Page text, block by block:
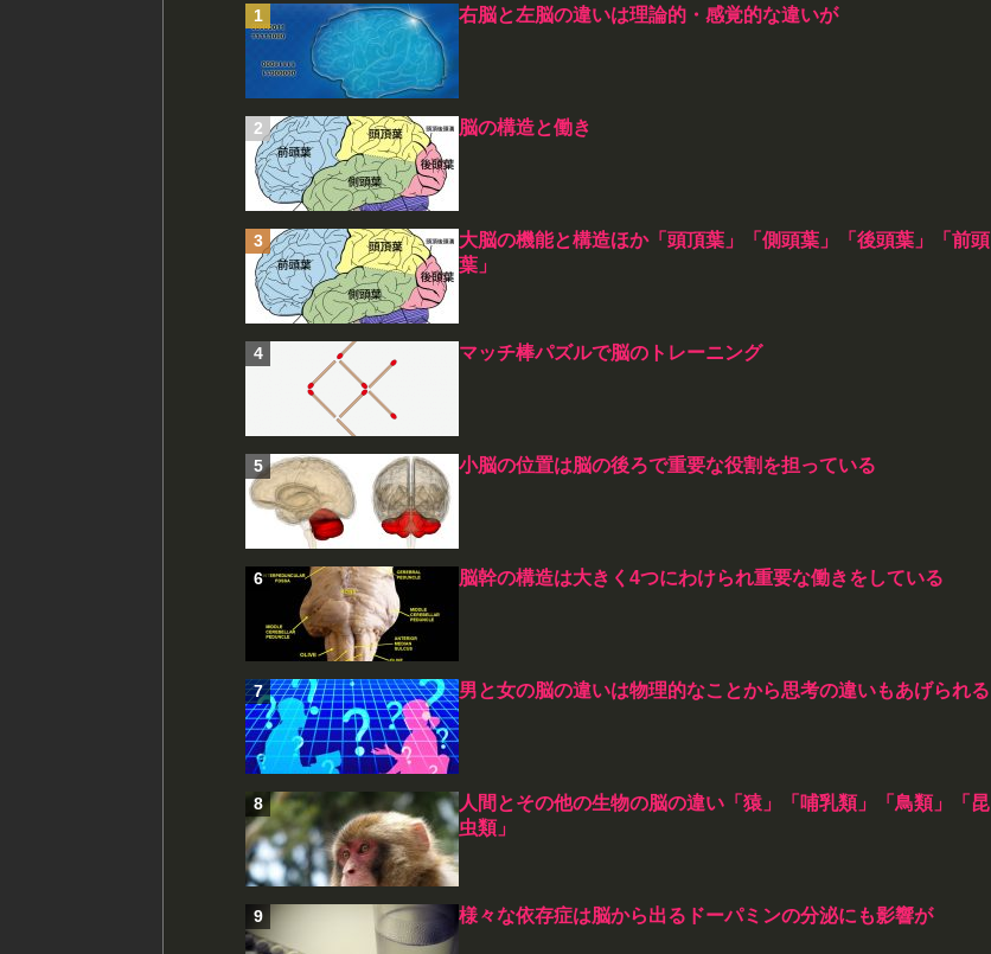
右脳と左脳の違いは理論的・感覚的な違いが
脳の構造と働き
大脳の機能と構造ほか「頭頂葉」「側頭葉」「後頭葉」「前頭
葉」
マッチ棒パズルで脳のトレーニング
小脳の位置は脳の後ろで重要な役割を担っている
脳幹の構造は大きく4つにわけられ重要な働きをしている
男と女の脳の違いは物理的なことから思考の違いもあげられる
人間とその他の生物の脳の違い「猿」「哺乳類」「鳥類」「昆
虫類」
様々な依存症は脳から出るドーパミンの分泌にも影響が